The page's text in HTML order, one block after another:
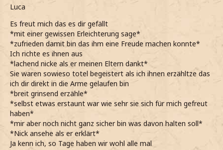
Luca
Es freut mich das es dir gefällt
*mit einer gewissen Erleichterung sage*
*zufrieden damit bin das ihm eine Freude machen konnte*
Ich richte es ihnen aus
*lachend nicke als er meinen Eltern dankt*
Sie waren sowieso totel begeistert als ich ihnen erzähltze das
ich dir direkt in die Arme gelaufen bin
*breit grinsend erzähle*
*selbst etwas erstaunt war wie sehr sie sich für mich gefreut
haben*
*mir aber noch nicht ganz sicher bin was davon halten soll*
*Nick ansehe als er erklärt*
Ja kenn ich, so Tage haben wir wohl alle mal